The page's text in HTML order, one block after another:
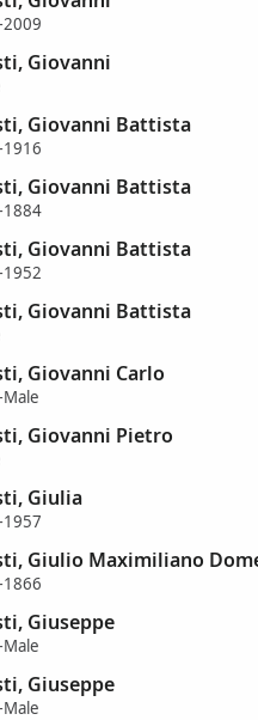
Giovanni
Giovanni Battista
Giovanni Battista
Giovanni Battista
Giovanni Battista
Giovanni Carlo
Giovanni Pietro
Giulia
Giulio Maximiliano
Giuseppe
Giuseppe